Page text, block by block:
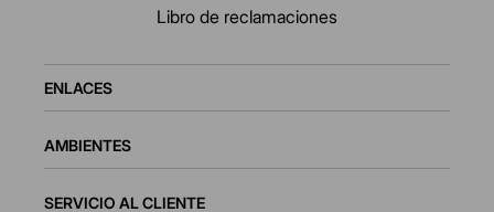
Libro de reclamaciones
ENLACES
AMBIENTES
SERVICIO AL CLIENTE